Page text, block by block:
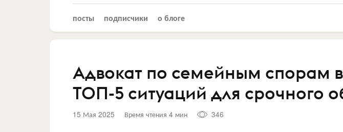
посты подписчики о блоге
Адвокат по семейным спорам
ТОП-5 ситуаций для срочного
15 Мая 2025 Время чтения 4 мин 346